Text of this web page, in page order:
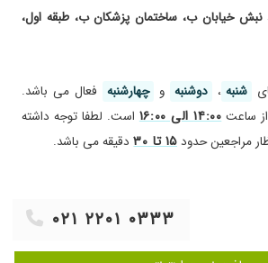
نبش خیابان ب، ساختمان پزشکان ب، طبقه اول،
شنبه ، دوشنبه و چهارشنبه فعال می باشد.
ساعت ۱۴:۰۰ الی ۱۶:۰۰
است. لطفا توجه داشته
مراجعین حدود۱۵ تا ۳۰ دقیقه می باشد.
۰۲۱ ۲۲۰۱ ۰۳۳۳